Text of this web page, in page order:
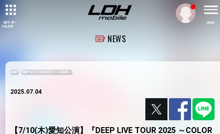
ARTIST/
TALENT
MENU
NEWS
DEEP DEEP LIVE TOUR 2025 ～COLOR～
2025.07.04
【7/10(木)愛知公演】『DEEP LIVE TOUR 2025 ～COLOR